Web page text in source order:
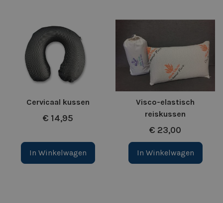
Cervicaal kussen
€ 14,95
In Winkelwagen
Visco-elastisch
reiskussen
€ 23,00
In Winkelwagen